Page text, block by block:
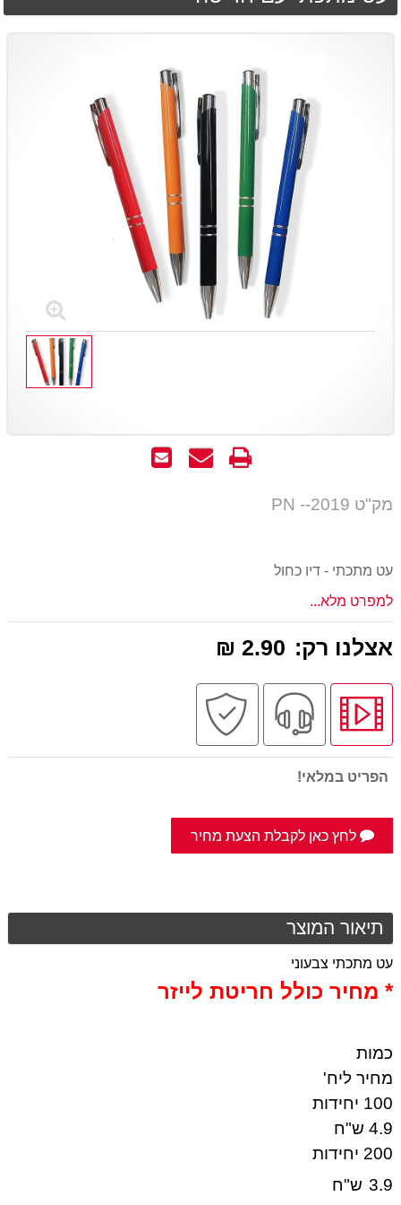
שלח
שאל
הדפס
מק"ט PN --2019
עט מתכתי - דיו כחול
למפרט מלא...
אצלנו רק: 2.90 ₪
לחץ
לצפיה
בסרטון
מוצר
שירות
מקצועי
הפריט במלאי!
לחץ כאן לקבלת הצעת מחיר
תיאור המוצר
עט מתכתי צבעוני
* מחיר כולל חריטת לייזר
כמות
מחיר ליח'
100 יחידות
4.9 ש"ח
200 יחידות
3.9 ש"ח